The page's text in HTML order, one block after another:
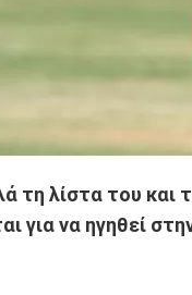
τη λίστα του
για να ηγηθεί